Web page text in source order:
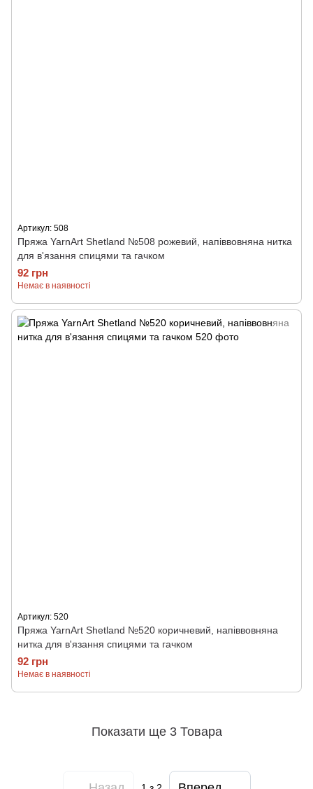
Артикул: 508
Пряжа YarnArt Shetland №508 рожевий, напіввовняна нитка
для в'язання спицями та гачком
92 грн
Немає в наявності
Артикул: 520
Пряжа YarnArt Shetland №520 коричневий, напіввовняна
нитка для в'язання спицями та гачком
92 грн
Немає в наявності
Показати ще 3 Товара